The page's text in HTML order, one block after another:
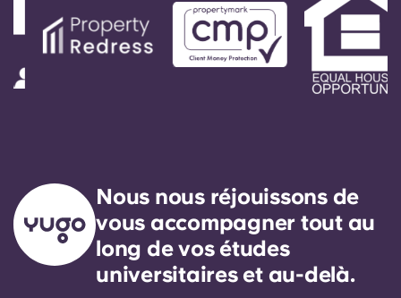
Nous nous réjouissons de
vous accompagner tout au
long de vos études
universitaires et au-delà.